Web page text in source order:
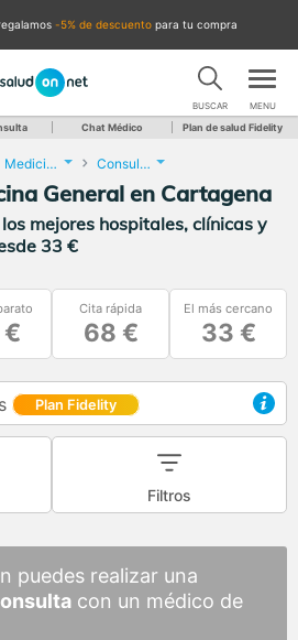
-5% de descuento para tu compra
BUSCAR MENU
Chat Médico Plan de salud Fidelity
Medicina General Consulta de Medicina General
General en Cartagena
mejores hospitales, clínicas y
33 €
Cita rápida
68 €
El más cercano
33 €
Plan Fidelity
Filtros
puedes realizar una
con un médico de